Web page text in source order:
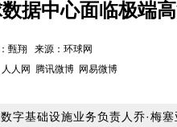
据中心面临极端
甄翔 来源：环球网
人人网 腾讯微博 网易微博
字基础设施业务负责人乔·梅